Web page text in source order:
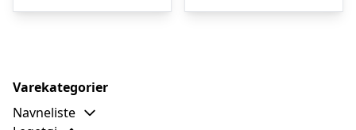
kr. 123,95.kr. 99,95.
Varekategorier
Navneliste